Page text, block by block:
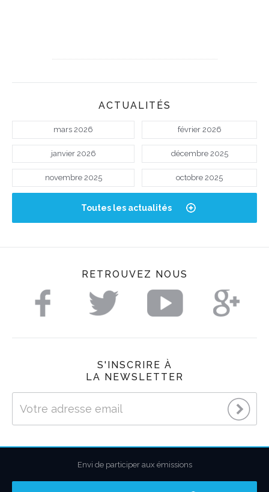
ACTUALITÉS
mars 2026 février 2026
janvier 2026 décembre 2025
novembre 2025 octobre 2025
Toutes les actualités
RETROUVEZ NOUS
S'INSCRIRE À
LA NEWSLETTER
Envi de participer aux émissions